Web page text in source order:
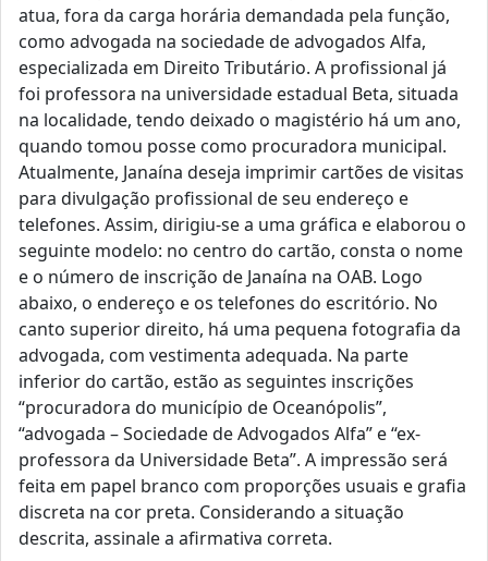
atua, fora da carga horária demandada pela função,
como advogada na sociedade de advogados Alfa,
especializada em Direito Tributário. A profissional já
foi professora na universidade estadual Beta, situada
na localidade, tendo deixado o magistério há um ano,
quando tomou posse como procuradora municipal.
Atualmente, Janaína deseja imprimir cartões de visitas
para divulgação profissional de seu endereço e
telefones. Assim, dirigiu-se a uma gráfica e elaborou o
seguinte modelo: no centro do cartão, consta o nome
e o número de inscrição de Janaína na OAB. Logo
abaixo, o endereço e os telefones do escritório. No
canto superior direito, há uma pequena fotografia da
advogada, com vestimenta adequada. Na parte
inferior do cartão, estão as seguintes inscrições
“procuradora do município de Oceanópolis”,
“advogada – Sociedade de Advogados Alfa” e “ex-
professora da Universidade Beta”. A impressão será
feita em papel branco com proporções usuais e grafia
discreta na cor preta. Considerando a situação
descrita, assinale a afirmativa correta.